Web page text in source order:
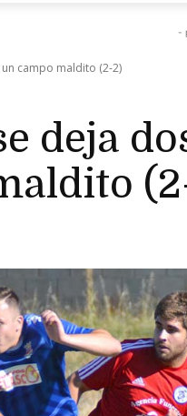
-
campo maldito (2-2)
deja